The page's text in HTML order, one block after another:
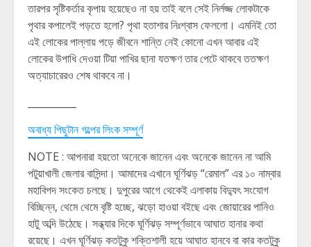
তারপর সৃষ্টিকর্তার কৃপায় হয়েছেও না হয় তাই বলে সেই নির্লজ্জ লোকটাকে
পৃথার কপালেই পড়তে হলো? পৃথা হতাশার নিঃশ্বাস ফেললো। এমনিই তো
এই লোকের পাল্লায় পড়ে জীবনে শান্তি নেই কোনো এখন আবার এই
লোকের উপাধি দেওয়া টিয়া পাখির ছানা যতক্ষণ তার পেটে থাকবে ততক্ষণ
অত্যাচারেরও শেষ থাকবে না।
অবাধ্য পিছুটান গল্পের লিংক সম্পূর্ণ
NOTE : আপনারা হয়তো অনেকে জানেন এবং অনেকে জানেন না আমি
পটুয়াখালী জেলার বাসিন্দা। আমাদের এখানে ঘূর্ণিঝড় “রেমাল” এর ১০ নাম্বার
মহাবিপদ সংকেত চলছে। দুপুরের আগে থেকেই এলাকায় বিদ্যুৎ সংযোগ
বিচ্ছিন্ন, থেমে থেমে বৃষ্টি হচ্ছে, ঝড়ো হাওয়া বইছে এবং জোয়ারের পানিও
হাটু অব্দি উঠেছে। সন্ধ্যার দিকে ঘূর্ণিঝড় সম্পূর্ণভাবে আঘাত হানার কথা
রয়েছে। এখন ঘূর্ণিঝড় কতটুকু শক্তিশালী হয়ে আঘাত হানবে বা কার কতটুকু